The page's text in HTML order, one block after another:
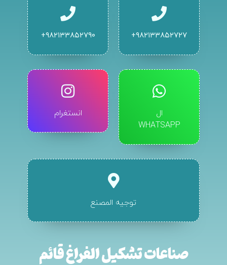
۹۸۲۱۳۳۸۵۲۷۲۷+ ۹۸۲۱۳۳۸۵۲۷۹۰+
ال
WHATSAPP
انستغرام
توجيه المصنع
صناعات تشكيل الفراغ قائم